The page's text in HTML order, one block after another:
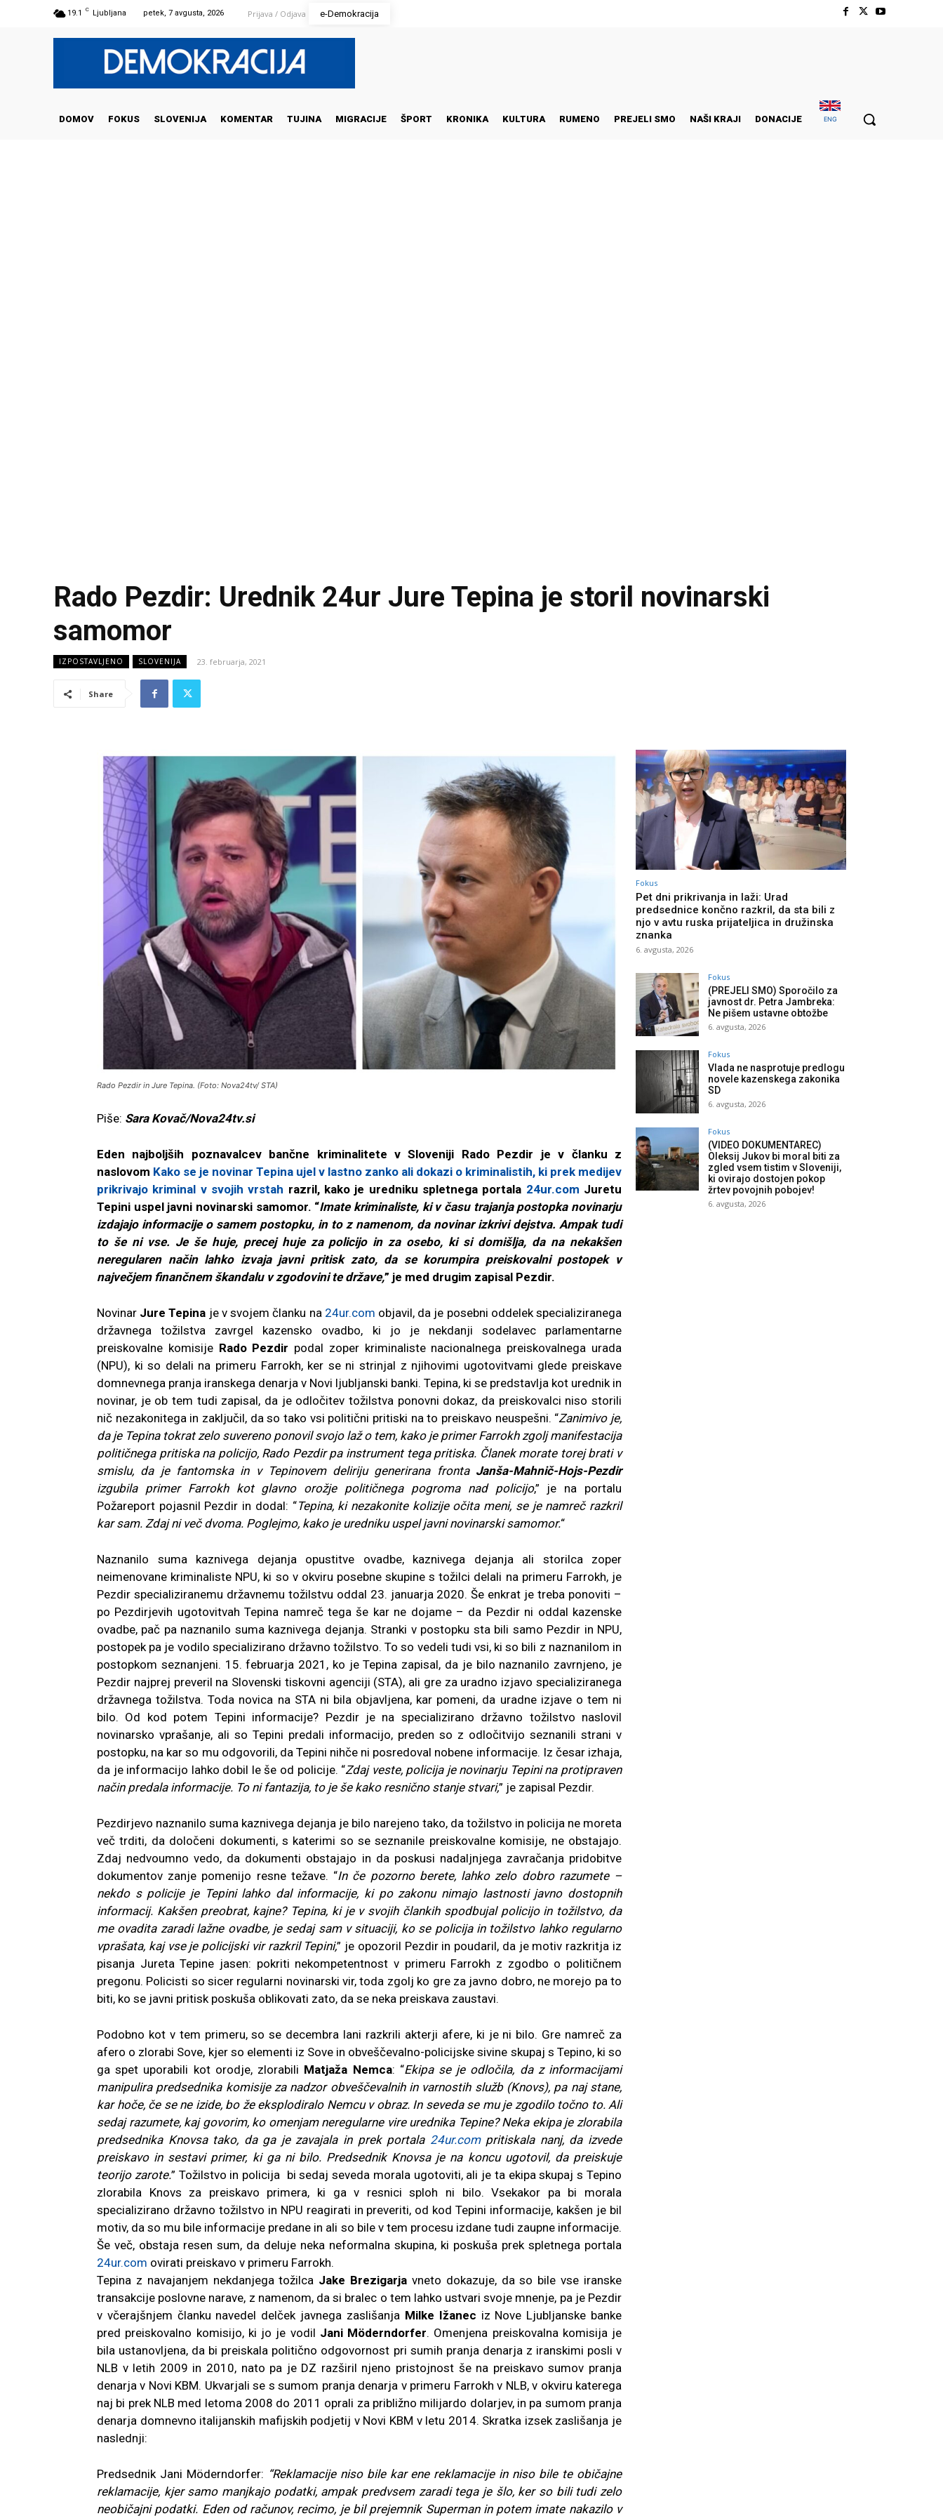
19.1 C Ljubljana petek, 7 avgusta, 2026 Prijava / Odjava e-Demokracija
DOMOV FOKUS SLOVENIJA KOMENTAR TUJINA MIGRACIJE ŠPORT KRONIKA KULTURA RUMENO PREJELI SMO NAŠI KRAJI DONACIJE ENG
Rado Pezdir: Urednik 24ur Jure Tepina je storil novinarski
samomor
IZPOSTAVLJENO SLOVENIJA 23. februarja, 2021
Share
Rado Pezdir in Jure Tepina. (Foto: Nova24tv/ STA)
Piše: Sara Kovač/Nova24tv.si
Eden najboljših poznavalcev bančne kriminalitete v Sloveniji Rado Pezdir je v članku z
naslovom Kako se je novinar Tepina ujel v lastno zanko ali dokazi o kriminalistih, ki prek medijev
prikrivajo kriminal v svojih vrstah razril, kako je uredniku spletnega portala 24ur.com Juretu
Tepini uspel javni novinarski samomor. “Imate kriminaliste, ki v času trajanja postopka novinarju
izdajajo informacije o samem postopku, in to z namenom, da novinar izkrivi dejstva. Ampak tudi
to še ni vse. Je še huje, precej huje za policijo in za osebo, ki si domišlja, da na nekakšen
neregularen način lahko izvaja javni pritisk zato, da se korumpira preiskovalni postopek v
največjem finančnem škandalu v zgodovini te države,” je med drugim zapisal Pezdir.
Novinar Jure Tepina je v svojem članku na 24ur.com objavil, da je posebni oddelek specializiranega
državnega tožilstva zavrgel kazensko ovadbo, ki jo je nekdanji sodelavec parlamentarne
preiskovalne komisije Rado Pezdir podal zoper kriminaliste nacionalnega preiskovalnega urada
(NPU), ki so delali na primeru Farrokh, ker se ni strinjal z njihovimi ugotovitvami glede preiskave
domnevnega pranja iranskega denarja v Novi ljubljanski banki. Tepina, ki se predstavlja kot urednik in
novinar, je ob tem tudi zapisal, da je odločitev tožilstva ponovni dokaz, da preiskovalci niso storili
nič nezakonitega in zaključil, da so tako vsi politični pritiski na to preiskavo neuspešni. “Zanimivo je,
da je Tepina tokrat zelo suvereno ponovil svojo laž o tem, kako je primer Farrokh zgolj manifestacija
političnega pritiska na policijo, Rado Pezdir pa instrument tega pritiska. Članek morate torej brati v
smislu, da je fantomska in v Tepinovem deliriju generirana fronta Janša-Mahnič-Hojs-Pezdir
izgubila primer Farrokh kot glavno orožje političnega pogroma nad policijo,” je na portalu
Požareport pojasnil Pezdir in dodal: “Tepina, ki nezakonite kolizije očita meni, se je namreč razkril
kar sam. Zdaj ni več dvoma. Poglejmo, kako je uredniku uspel javni novinarski samomor.“
Naznanilo suma kaznivega dejanja opustitve ovadbe, kaznivega dejanja ali storilca zoper
neimenovane kriminaliste NPU, ki so v okviru posebne skupine s tožilci delali na primeru Farrokh, je
Pezdir specializiranemu državnemu tožilstvu oddal 23. januarja 2020. Še enkrat je treba ponoviti –
po Pezdirjevih ugotovitvah Tepina namreč tega še kar ne dojame – da Pezdir ni oddal kazenske
ovadbe, pač pa naznanilo suma kaznivega dejanja. Stranki v postopku sta bili samo Pezdir in NPU,
postopek pa je vodilo specializirano državno tožilstvo. To so vedeli tudi vsi, ki so bili z naznanilom in
postopkom seznanjeni. 15. februarja 2021, ko je Tepina zapisal, da je bilo naznanilo zavrnjeno, je
Pezdir najprej preveril na Slovenski tiskovni agenciji (STA), ali gre za uradno izjavo specializiranega
državnega tožilstva. Toda novica na STA ni bila objavljena, kar pomeni, da uradne izjave o tem ni
bilo. Od kod potem Tepini informacije? Pezdir je na specializirano državno tožilstvo naslovil
novinarsko vprašanje, ali so Tepini predali informacijo, preden so z odločitvijo seznanili strani v
postopku, na kar so mu odgovorili, da Tepini nihče ni posredoval nobene informacije. Iz česar izhaja,
da je informacijo lahko dobil le še od policije. “Zdaj veste, policija je novinarju Tepini na protipraven
način predala informacije. To ni fantazija, to je še kako resnično stanje stvari,” je zapisal Pezdir.
Pezdirjevo naznanilo suma kaznivega dejanja je bilo narejeno tako, da tožilstvo in policija ne moreta
več trditi, da določeni dokumenti, s katerimi so se seznanile preiskovalne komisije, ne obstajajo.
Zdaj nedvoumno vedo, da dokumenti obstajajo in da poskusi nadaljnjega zavračanja pridobitve
dokumentov zanje pomenijo resne težave. “In če pozorno berete, lahko zelo dobro razumete –
nekdo s policije je Tepini lahko dal informacije, ki po zakonu nimajo lastnosti javno dostopnih
informacij. Kakšen preobrat, kajne? Tepina, ki je v svojih člankih spodbujal policijo in tožilstvo, da
me ovadita zaradi lažne ovadbe, je sedaj sam v situaciji, ko se policija in tožilstvo lahko regularno
vprašata, kaj vse je policijski vir razkril Tepini,” je opozoril Pezdir in poudaril, da je motiv razkritja iz
pisanja Jureta Tepine jasen: pokriti nekompetentnost v primeru Farrokh z zgodbo o političnem
pregonu. Policisti so sicer regularni novinarski vir, toda zgolj ko gre za javno dobro, ne morejo pa to
biti, ko se javni pritisk poskuša oblikovati zato, da se neka preiskava zaustavi.
Podobno kot v tem primeru, so se decembra lani razkrili akterji afere, ki je ni bilo. Gre namreč za
afero o zlorabi Sove, kjer so elementi iz Sove in obveščevalno-policijske sivine skupaj s Tepino, ki so
ga spet uporabili kot orodje, zlorabili Matjaža Nemca: “Ekipa se je odločila, da z informacijami
manipulira predsednika komisije za nadzor obveščevalnih in varnostih služb (Knovs), pa naj stane,
kar hoče, če se ne izide, bo že eksplodiralo Nemcu v obraz. In seveda se mu je zgodilo točno to. Ali
sedaj razumete, kaj govorim, ko omenjam neregularne vire urednika Tepine? Neka ekipa je zlorabila
predsednika Knovsa tako, da ga je zavajala in prek portala 24ur.compritiskala nanj, da izvede
preiskavo in sestavi primer, ki ga ni bilo. Predsednik Knovsa je na koncu ugotovil, da preiskuje
teorijo zarote.” Tožilstvo in policija bi sedaj seveda morala ugotoviti, ali je ta ekipa skupaj s Tepino
zlorabila Knovs za preiskavo primera, ki ga v resnici sploh ni bilo. Vsekakor pa bi morala
specializirano državno tožilstvo in NPU reagirati in preveriti, od kod Tepini informacije, kakšen je bil
motiv, da so mu bile informacije predane in ali so bile v tem procesu izdane tudi zaupne informacije.
Še več, obstaja resen sum, da deluje neka neformalna skupina, ki poskuša prek spletnega portala
24ur.com ovirati preiskavo v primeru Farrokh.
Tepina z navajanjem nekdanjega tožilca Jake Brezigarja vneto dokazuje, da so bile vse iranske
transakcije poslovne narave, z namenom, da si bralec o tem lahko ustvari svoje mnenje, pa je Pezdir
v včerajšnjem članku navedel delček javnega zaslišanja Milke Ižanec iz Nove Ljubljanske banke
pred preiskovalno komisijo, ki jo je vodil Jani Möderndorfer. Omenjena preiskovalna komisija je
bila ustanovljena, da bi preiskala politično odgovornost pri sumih pranja denarja z iranskimi posli v
NLB v letih 2009 in 2010, nato pa je DZ razširil njeno pristojnost še na preiskavo sumov pranja
denarja v Novi KBM. Ukvarjali se s sumom pranja denarja v primeru Farrokh v NLB, v okviru katerega
naj bi prek NLB med letoma 2008 do 2011 oprali za približno milijardo dolarjev, in pa sumom pranja
denarja domnevno italijanskih mafijskih podjetij v Novi KBM v letu 2014. Skratka izsek zaslišanja je
naslednji:
Predsednik Jani Möderndorfer: “Reklamacije niso bile kar ene reklamacije in niso bile te običajne
reklamacije, kjer samo manjkajo podatki, ampak predvsem zaradi tega je šlo, ker so bili tudi zelo
neobičajni podatki. Eden od računov, recimo, je bil prejemnik Superman in potem imate nakazilo v
Fokus
Pet dni prikrivanja in laži: Urad
predsednice končno razkril, da sta bili z
njo v avtu ruska prijateljica in družinska
znanka
6. avgusta, 2026
Fokus
(PREJELI SMO) Sporočilo za
javnost dr. Petra Jambreka:
Ne pišem ustavne obtožbe
6. avgusta, 2026
Fokus
Vlada ne nasprotuje predlogu
novele kazenskega zakonika
SD
6. avgusta, 2026
Fokus
(VIDEO DOKUMENTAREC)
Oleksij Jukov bi moral biti za
zgled vsem tistim v Sloveniji,
ki ovirajo dostojen pokop
žrtev povojnih pobojev!
6. avgusta, 2026